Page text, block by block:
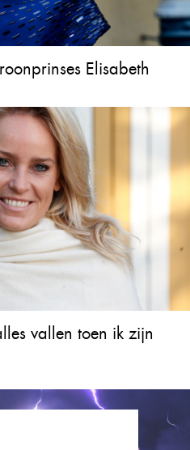
Elisabeth
vallen toen ik zijn